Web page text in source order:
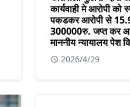
कार्यवाही मे आरोपी
पकडकर आरोपी से
300000रु. जप्त कर
माननीय न्यायालय पेश
2026/4/29